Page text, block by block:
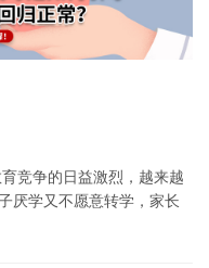
竞争的日益激烈，越来越
厌学又不愿意转学，家长